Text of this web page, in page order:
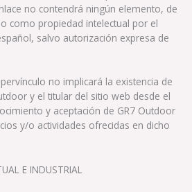
no contendrá ningún elemento, de
como propiedad intelectual por el
salvo autorización expresa de
no implicará la existencia de
y el titular del sitio web desde el
y aceptación de GR7 Outdoor
y/o actividades ofrecidas en dicho
E INDUSTRIAL